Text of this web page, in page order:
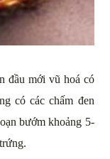
đầu mới vũ hoá có
có các chấm đen
bướm khoảng 5-